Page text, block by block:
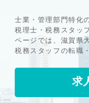
士業・管理部門特化
税理士・税務スタッ
ページでは、滋賀県
税務スタッフの転職
求